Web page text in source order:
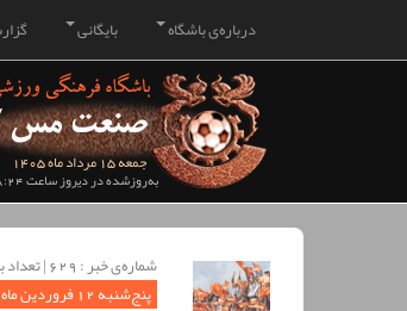
بایگانی درباره‌ی باشگاه
جمعه 15 مرداد ماه 1405
به‌روزشده در دیروز ساعت 18:24
شماره‌ی خبر : ‌629 | تعداد بازدید : 3244
پنج‌شنبه 12 فروردین ماه 1395 ساعت 11:55